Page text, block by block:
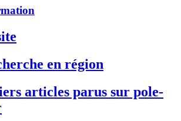
en région
articles parus sur pole-